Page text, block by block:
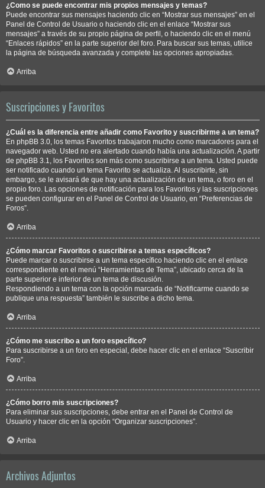
¿Como se puede encontrar mis propios mensajes y temas?
Puede encontrar sus mensajes haciendo clic en “Mostrar sus mensajes” en el
Panel de Control de Usuario o haciendo clic en el enlace “Mostrar sus
mensajes” a través de su propio página de perfil, o haciendo clic en el menú
“Enlaces rápidos” en la parte superior del foro. Para buscar sus temas, utilice
la página de búsqueda avanzada y complete las opciones apropiadas.
Arriba
Suscripciones y Favoritos
¿Cuál es la diferencia entre añadir como Favorito y suscribirme a un tema?
En phpBB 3.0, los temas Favoritos trabajaron mucho como marcadores para el
navegador web. Usted no era alertado cuando había una actualización. A partir
de phpBB 3.1, los Favoritos son más como suscribirse a un tema. Usted puede
ser notificado cuando un tema Favorito se actualiza. Al suscribirte, sin
embargo, se le avisará de que hay una actualización de un tema, o foro en el
propio foro. Las opciones de notificación para los Favoritos y las suscripciones
se pueden configurar en el Panel de Control de Usuario, en “Preferencias de
Foros”.
Arriba
¿Cómo marcar Favoritos o suscribirse a temas específicos?
Puede marcar o suscribirse a un tema específico haciendo clic en el enlace
correspondiente en el menú “Herramientas de Tema”, ubicado cerca de la
parte superior e inferior de un tema de discusión.
Respondiendo a un tema con la opción marcada de “Notificarme cuando se
publique una respuesta” también le suscribe a dicho tema.
Arriba
¿Cómo me suscribo a un foro específico?
Para suscribirse a un foro en especial, debe hacer clic en el enlace “Suscribir
Foro”.
Arriba
¿Cómo borro mis suscripciones?
Para eliminar sus suscripciones, debe entrar en el Panel de Control de
Usuario y hacer clic en la opción “Organizar suscripciones”.
Arriba
Archivos Adjuntos